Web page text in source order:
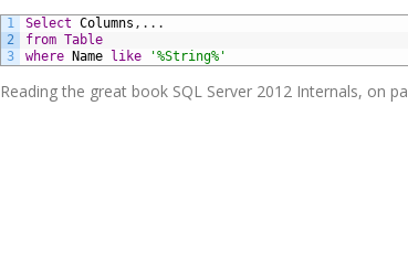
1
2
3
Select Columns , . . .
from Table
where
Name like '%String%'
Reading the great book SQL Server 2012 Internals, on